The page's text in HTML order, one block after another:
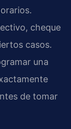
cheque
casos.
una
de tomar